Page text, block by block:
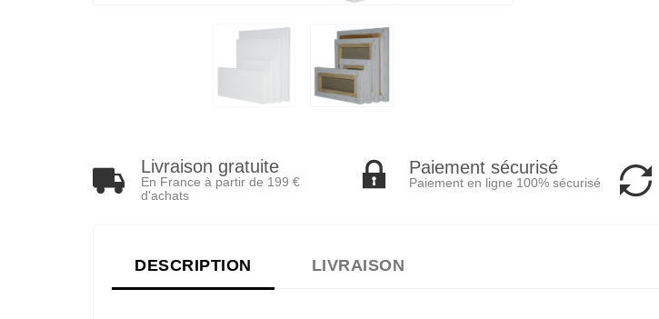
Livraison gratuite
En France à partir de 199 €
d'achats
Paiement sécurisé
Paiement en ligne 100% sécurisé
DESCRIPTION LIVRAISON